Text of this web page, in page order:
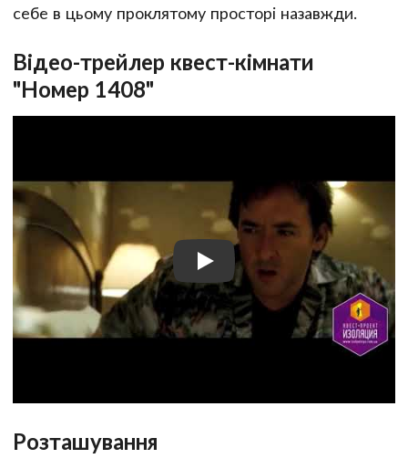
себе в цьому проклятому просторі назавжди.
Відео-трейлер квест-кімнати
"Номер 1408"
Розташування